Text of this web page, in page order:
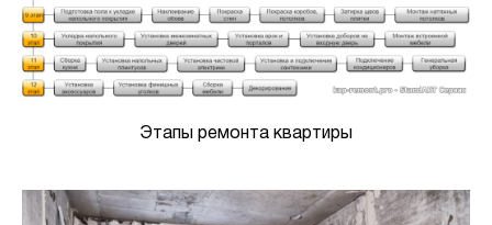
Этапы ремонта квартиры